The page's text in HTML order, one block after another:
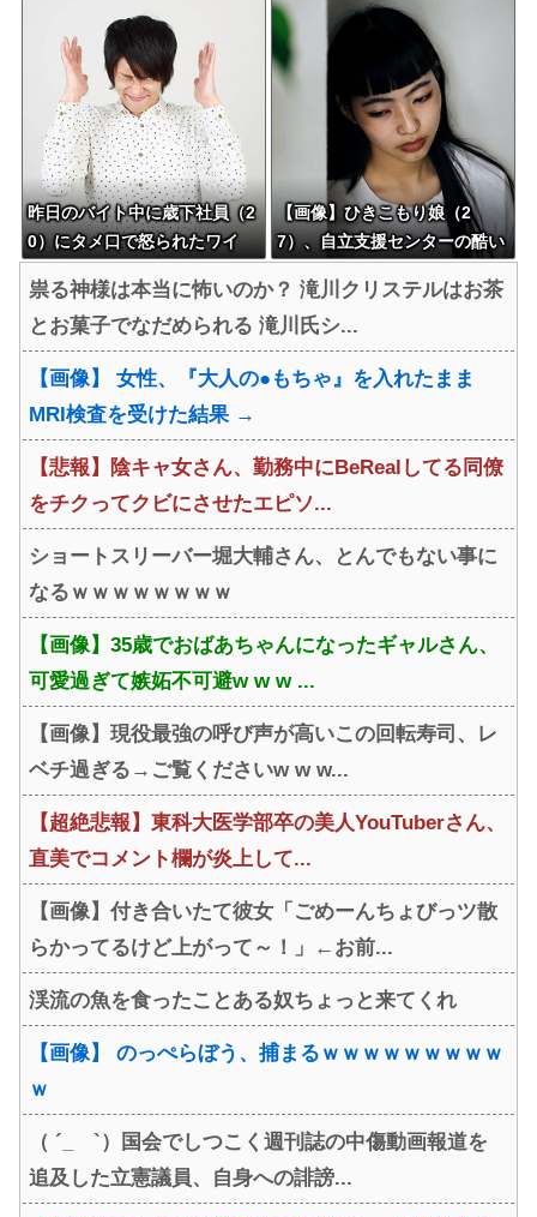
昨日のバイト中に歳下社員（2
0）にタメ口で怒られたワイ
まらない模様wwwwwwwwww
wwwwwww
【画像】ひきこもり娘（2
7）、自立支援センターの酷い
祟る神様は本当に怖いのか？ 滝川クリステルはお茶
とお菓子でなだめられる 滝川氏シ...
【画像】 女性、『大人の●もちゃ』を入れたまま
MRI検査を受けた結果 →
【悲報】陰キャ女さん、勤務中にBeRealしてる同僚
をチクってクビにさせたエピソ...
ショートスリーバー堀大輔さん、とんでもない事に
なるｗｗｗｗｗｗｗｗ
【画像】35歳でおばあちゃんになったギャルさん、
可愛過ぎて嫉妬不可避w w w ...
【画像】現役最強の呼び声が高いこの回転寿司、レ
ベチ過ぎる→ご覧くださいw w w...
【超絶悲報】東科大医学部卒の美人YouTuberさん、
直美でコメント欄が炎上して...
【画像】付き合いたて彼女「ごめーんちょびっツ散
らかってるけど上がって～！」←お前...
渓流の魚を食ったことある奴ちょっと来てくれ
【画像】 のっぺらぼう、捕まるｗｗｗｗｗｗｗｗｗ
ｗ
（ ´_ゝ`）国会でしつこく週刊誌の中傷動画報道を
追及した立憲議員、自身への誹謗...